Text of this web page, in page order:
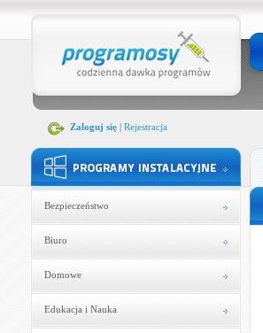
Zaloguj się| Rejestracja
Bezpieczeństwo
Biuro
Domowe
Edukacja i Nauka